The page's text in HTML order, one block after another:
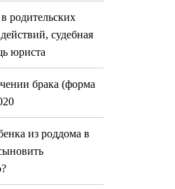
родительских
судебная
юриста
брака (форма
из роддома в